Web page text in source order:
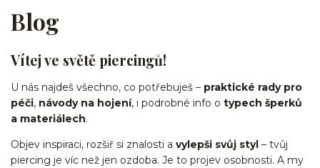
Blog
Vítej ve světě piercingů!
U nás najdeš všechno, co potřebuješ – praktické rady pro
péči, návody na hojení, i podrobné info o typech šperků
a materiálech.
Objev inspiraci, rozšiř si znalosti a vylepši svůj styl – tvůj
piercing je víc než jen ozdoba. Je to projev osobnosti. A my